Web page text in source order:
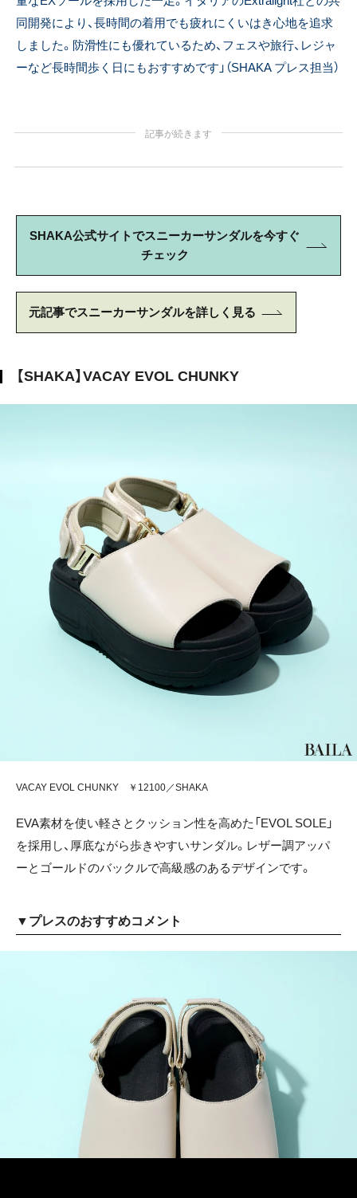
同開発により、長時間の着用でも疲れにくいはき心地を追求
しました。防滑性にも優れているため、フェスや旅行、レジャ
ーなど長時間歩く日にもおすすめです 」（SHAKA プレス担当）
記事が続きます
SHAKA公式サイトでスニーカーサンダルを今すぐ
チェック
元記事でスニーカーサンダルを詳しく見る
【SHAKA】VACAY EVOL CHUNKY
VACAY EVOL CHUNKY ￥12100／SHAKA
EVA素材を使い軽さとクッション性を高めた「EVOL SOLE」
を採用し、厚底ながら歩きやすいサンダル。レザー調アッパ
ーとゴールドのバックルで高級感のあるデザインです。
▼プレスのおすすめコメント